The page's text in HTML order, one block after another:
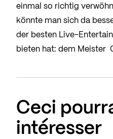
einmal so richtig
könnte man sich da
der besten Live-
bieten hat: dem Meister
Ceci
intéresser